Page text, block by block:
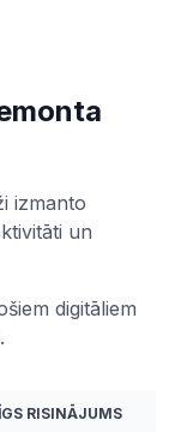
izmanto
un
digitāliem
RISINĀJUMS